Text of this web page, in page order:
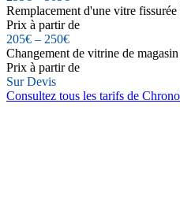
Remplacement d'une vitre
Prix à partir de
205€ – 250€
Changement de vitrine de
Prix à partir de
Sur Devis
Consultez tous les tarifs de